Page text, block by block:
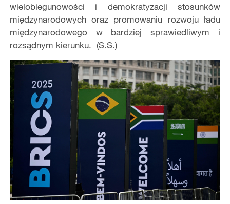
wielobiegunowości i demokratyzacji stosunków
międzynarodowych oraz promowaniu rozwoju ładu
międzynarodowego w bardziej sprawiedliwym i
rozsądnym kierunku. (S.S.)